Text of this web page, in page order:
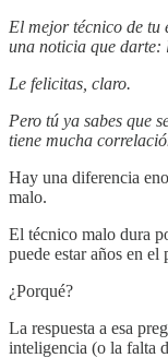
El mejor técnico de tu
una noticia que darte:
Le felicitas, claro.
Pero tú ya sabes que
tiene mucha
Hay una diferencia
malo.
El técnico malo dura
puede estar años en el
¿Porqué?
La respuesta a esa
inteligencia (o la falta